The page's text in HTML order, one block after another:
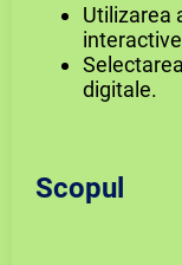
Utilizarea
digitale.
Scopul